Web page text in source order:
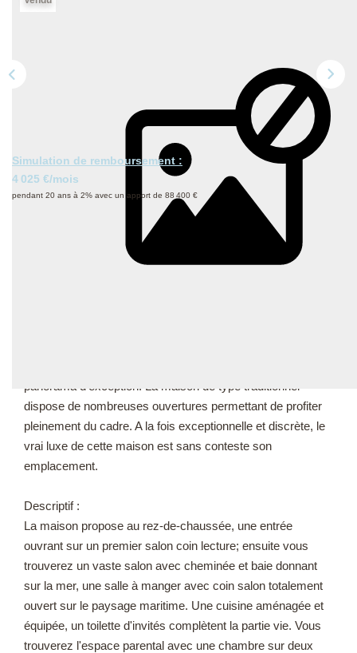
Qui Sommes-Nous
Notre Équipe
L'expertise
Nous Rejoindre
Nos Actualités
Simulation de remboursement :
4 025 €/mois
pendant 20 ans à 2% avec un apport de 88 400 €
panorama d'exception. La maison de type traditionnel
dispose de nombreuses ouvertures permettant de profiter
pleinement du cadre. A la fois exceptionnelle et discrète, le
vrai luxe de cette maison est sans conteste son
emplacement.
Descriptif :
La maison propose au rez-de-chaussée, une entrée
ouvrant sur un premier salon coin lecture; ensuite vous
trouverez un vaste salon avec cheminée et baie donnant
sur la mer, une salle à manger avec coin salon totalement
ouvert sur le paysage maritime. Une cuisine aménagée et
équipée, un toilette d'invités complètent la partie vie. Vous
trouverez l'espace parental avec une chambre sur deux